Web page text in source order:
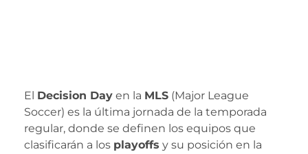
El Decision Day en la MLS (Major League
Soccer) es la última jornada de la temporada
regular, donde se definen los equipos que
clasificarán a los playoffs y su posición en la